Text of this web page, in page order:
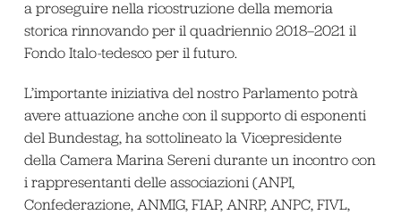
a proseguire nella ricostruzione della memoria
storica rinnovando per il quadriennio 2018–2021 il
Fondo Italo-tedesco per il futuro.
L’importante iniziativa del nostro Parlamento potrà
avere attuazione anche con il supporto di esponenti
del Bundestag, ha sottolineato la Vicepresidente
della Camera Marina Sereni durante un incontro con
i rappresentanti delle associazioni (ANPI,
Confederazione, ANMIG, FIAP, ANRP, ANPC, FIVL,